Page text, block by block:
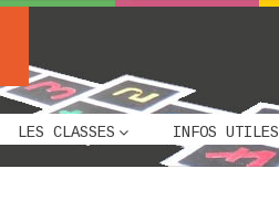
LES CLASSES INFOS UTILES